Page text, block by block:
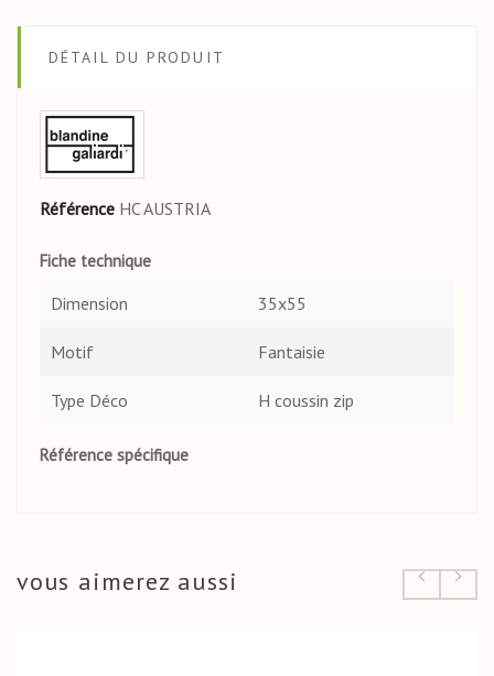
DÉTAIL DU PRODUIT
Référence HC AUSTRIA
Fiche technique
Dimension 35x55
Motif Fantaisie
Type Déco H coussin zip
Référence spécifique
vous aimerez aussi